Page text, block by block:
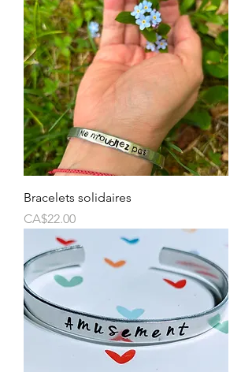
Bracelets solidaires
Price
CA$22.00